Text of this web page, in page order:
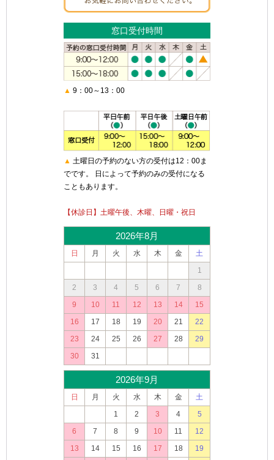
窓口受付時間
▲ 9：00～13：00
▲ 土曜日の予約のない方の受付は12：00ま
でです。 日によって予約のみの受付になる
こともあります。
【休診日】土曜午後、木曜、日曜・祝日
2026年8月
日 月 火 水 木 金
土
1
2
3 4 5 6 7
8
9
10 11 12 13 14
15
16
17 18 19 20 21
22
23
24 25 26 27 28
29
30
31
2026年9月
日 月 火 水 木 金
土
1
2 3 4
5
6
7 8 9 10 11
12
13
14 15 16 17 18
19